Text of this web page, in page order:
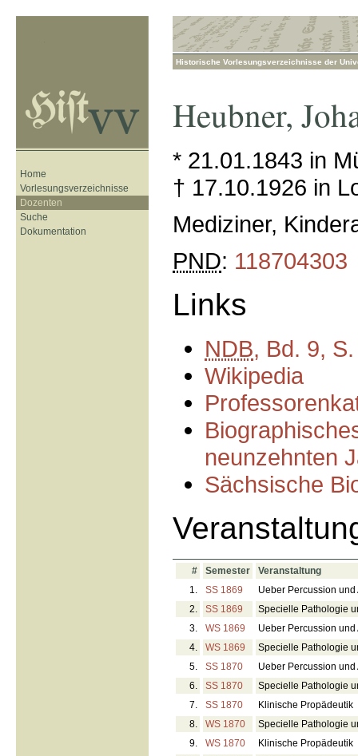
Historische Vorlesungsverzeichnisse der
Heubner,
* 21.01.1843 in
† 17.10.1926 in
Mediziner,
PND: 118704303
Links
NDB, Bd. 9,
Wikipedia
neunzehnten
Sächsische
# Semester
Veranstaltung
1.
SS 1869
Ueber Percussion
2.
SS 1869
Specielle Pathologie
3.
WS 1869
Ueber Percussion
4.
WS 1869
Specielle Pathologie
5.
SS 1870
Ueber Percussion und
6.
SS 1870
Specielle Pathologie
7.
SS 1870
Klinische Propädeutik
8.
WS 1870
Specielle Pathologie
9.
WS 1870
Klinische Propädeutik
Home
Vorlesungsverzeichnisse
Dozenten
Suche
Dokumentation